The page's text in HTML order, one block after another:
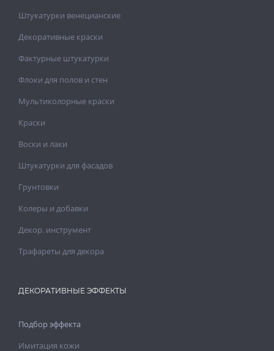
Штукатурки венецианские
Декоративные краски
Фактурные штукатурки
Флоки для полов и стен
Мультиколорные краски
Краски
Воски и лаки
Штукатурки для фасадов
Грунтовки
Колеры и добавки
Декор. инструмент
Трафареты для декора
ДЕКОРАТИВНЫЕ ЭФФЕКТЫ
Подбор эффекта
Имитация кожи